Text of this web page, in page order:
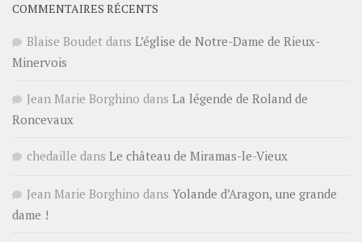
COMMENTAIRES RÉCENTS
Blaise Boudet dans L’église de Notre-Dame de Rieux-
Minervois
Jean Marie Borghino dans La légende de Roland de
Roncevaux
chedaille dans Le château de Miramas-le-Vieux
Jean Marie Borghino dans Yolande d’Aragon, une grande
dame !